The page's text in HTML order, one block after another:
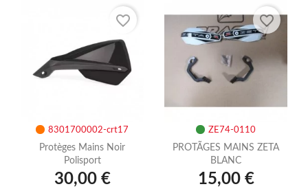
8301700002-crt17
Protèges Mains Noir
Polisport
30,00 €
favorite_border
ZE74-0110
PROTÃGES MAINS ZETA
BLANC
15,00 €
favorite_border